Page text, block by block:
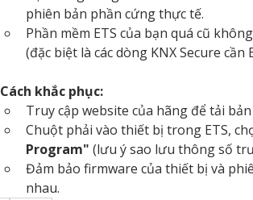
phiên bản phần cứng thực tế.
Phần mềm ETS của bạn quá cũ
(đặc biệt là các dòng KNX Secure cần
Cách khắc phục:
Truy cập website của hãng để tải
Chuột phải vào thiết bị trong ETS,
Program" (lưu ý sao lưu thông số
Đảm bảo firmware của thiết bị và
nhau.